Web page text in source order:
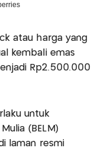
atau harga yang
kembali emas
Rp2.500.000
untuk
(BELM)
laman resmi